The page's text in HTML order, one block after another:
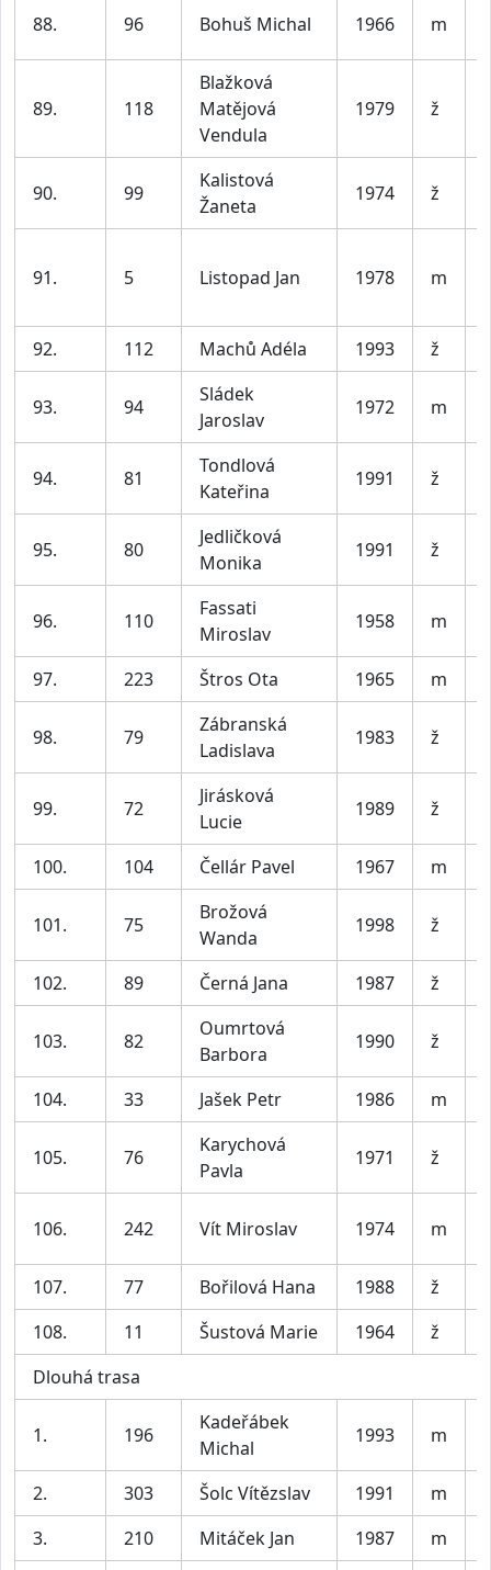
88. 96 Bohuš Michal 1966 m
89. 118
Blažková
Matějová
Vendula
1979 ž
90. 99
Kalistová
Žaneta
1974 ž
91. 5 Listopad Jan 1978 m
92. 112 Machů Adéla 1993 ž
93. 94
Sládek
Jaroslav
1972 m
94. 81
Tondlová
Kateřina
1991 ž
95. 80
Jedličková
Monika
1991 ž
96. 110
Fassati
Miroslav
1958 m
97.
223 Štros Ota 1965 m
98. 79
Zábranská
Ladislava
1983 ž
99. 72
Jirásková
Lucie
1989 ž
100. 104 Čellár Pavel 1967 m
101. 75
Brožová
Wanda
1998 ž
102. 89 Černá Jana 1987 ž
103. 82
Oumrtová
Barbora
1990 ž
104. 33 Jašek Petr 1986 m
105. 76
Karychová
Pavla
1971 ž
106. 242 Vít Miroslav 1974 m
107.
77 Bořilová Hana 1988 ž
108.
11 Šustová Marie 1964 ž
Dlouhá trasa
1. 196
Kadeřábek
Michal
1993 m
2. 303 Šolc Vítězslav 1991 m
3.
210 Mitáček Jan 1987 m